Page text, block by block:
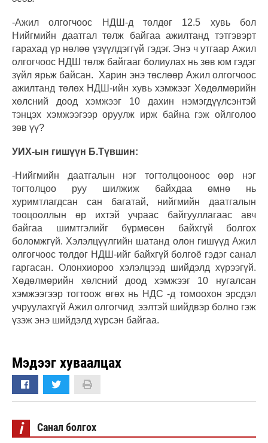
-Ажил олгогчоос НДШ-д төлдөг 12.5 хувь бол
Нийгмийн даатгал төлж байгаа ажилтанд тэтгэвэрт
гарахад үр нөлөө үзүүлдэггүй гэдэг. Энэ ч утгаар Ажил
олгогчоос НДШ төлж байгааг болиулах нь зөв юм гэдэг
зүйл ярьж байсан. Харин энэ төслөөр Ажил олгогчоос
ажилтанд төлөх НДШ-ийн хувь хэмжээг Хөдөлмөрийн
хөлсний доод хэмжээг 10 дахин нэмэгдүүлсэнтэй
тэнцэх хэмжээгээр оруулж ирж байна гэж ойлголоо
зөв үү?
УИХ-ын гишүүн Б.Түвшин:
-Нийгмийн даатгалын нэг тогтолцооноос өөр нэг
тогтолцоо руу шилжиж байхдаа өмнө нь
хуримтлагдсан сан багатай, нийгмийн даатгалын
тооцооллын өр ихтэй учраас байгууллагаас авч
байгаа шимтгэлийг бүрмөсөн байхгүй болгох
боломжгүй. Хэлэлцүүлгийн шатанд олон гишүүд Ажил
олгогчоос төлдөг НДШ-ийг байхгүй болгоё гэдэг санал
гаргасан. Олонхиороо хэлэлцээд шийдэлд хүрээгүй.
Хөдөлмөрийн хөлсний доод хэмжээг 10 нугалсан
хэмжээгээр тогтоож өгөх нь НДС -д томоохон эрсдэл
учруулахгүй Ажил олгогчид ээлтэй шийдвэр болно гэж
үзэж энэ шийдэлд хүрсэн байгаа.
Мэдээг хуваалцах
i Санал болгох